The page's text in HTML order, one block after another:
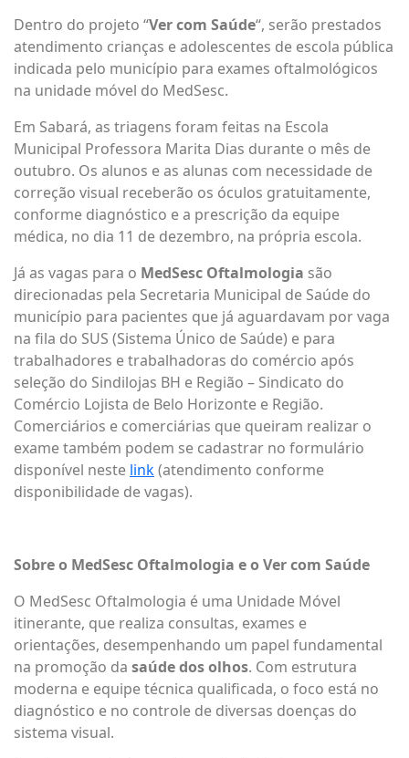
Dentro do projeto “Ver com Saúde“, serão prestados
atendimento crianças e adolescentes de escola pública
indicada pelo município para exames oftalmológicos
na unidade móvel do MedSesc.
Em Sabará, as triagens foram feitas na Escola
Municipal Professora Marita Dias durante o mês de
outubro. Os alunos e as alunas com necessidade de
correção visual receberão os óculos gratuitamente,
conforme diagnóstico e a prescrição da equipe
médica, no dia 11 de dezembro, na própria escola.
Já as vagas para o MedSesc Oftalmologia são
direcionadas pela Secretaria Municipal de Saúde do
município para pacientes que já aguardavam por vaga
na fila do SUS (Sistema Único de Saúde) e para
trabalhadores e trabalhadoras do comércio após
seleção do Sindilojas BH e Região – Sindicato do
Comércio Lojista de Belo Horizonte e Região.
Comerciários e comerciárias que queiram realizar o
exame também podem se cadastrar no formulário
disponível neste link(atendimento conforme
disponibilidade de vagas).
Sobre o MedSesc Oftalmologia e o Ver com Saúde
O MedSesc Oftalmologia é uma Unidade Móvel
itinerante, que realiza consultas, exames e
orientações, desempenhando um papel fundamental
na promoção da saúde dos olhos. Com estrutura
moderna e equipe técnica qualificada, o foco está no
diagnóstico e no controle de diversas doenças do
sistema visual.